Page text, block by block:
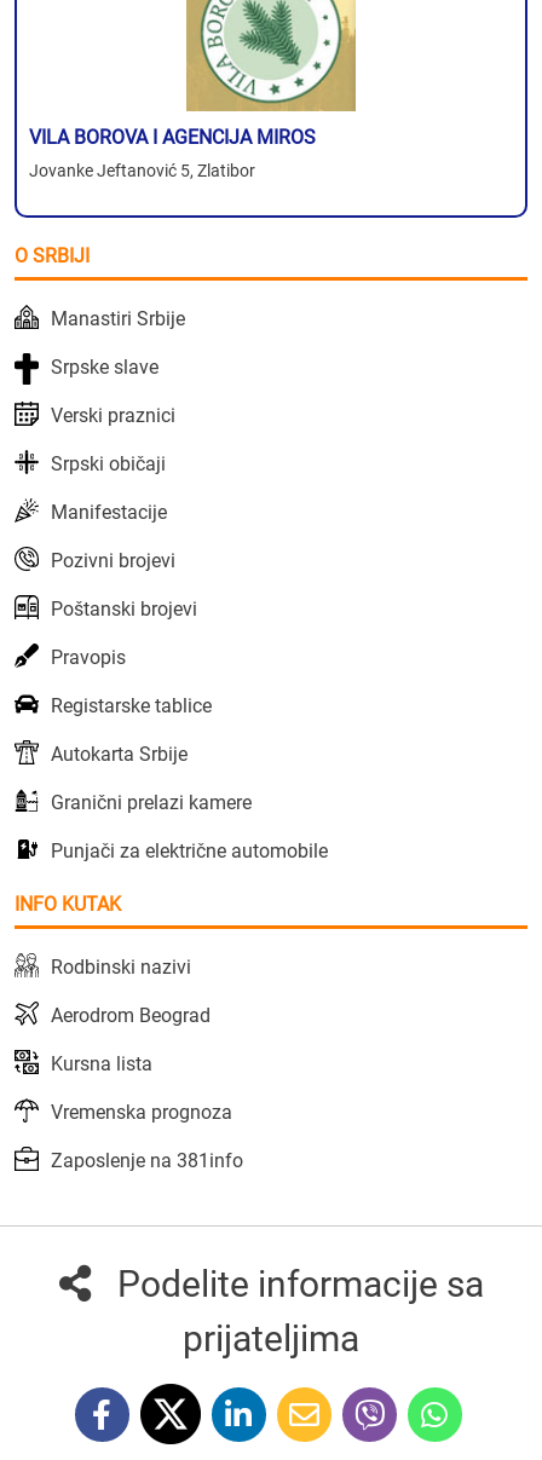
VILA BOROVA I AGENCIJA MIROS
Jovanke Jeftanović 5, Zlatibor
O SRBIJI
Manastiri Srbije
Srpske slave
Verski praznici
Srpski običaji
Manifestacije
Pozivni brojevi
Poštanski brojevi
Pravopis
Registarske tablice
Autokarta Srbije
Granični prelazi kamere
Punjači za električne automobile
INFO KUTAK
Rodbinski nazivi
Aerodrom Beograd
Kursna lista
Vremenska prognoza
Zaposlenje na 381info
Podelite informacije sa
prijateljima